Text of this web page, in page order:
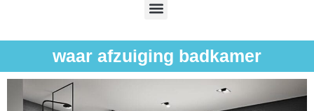
waar afzuiging badkamer